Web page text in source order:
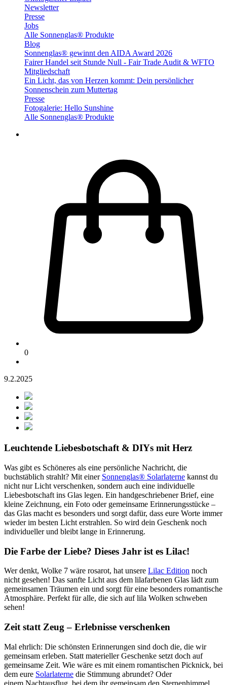
Newsletter
Presse
Jobs
Alle Sonnenglas® Produkte
Blog
Sonnenglas® gewinnt den AIDA Award 2026
Fairer Handel seit Stunde Null - Fair Trade Audit & WFTO
Mitgliedschaft
Ein Licht, das von Herzen kommt: Dein persönlicher
Sonnenschein zum Muttertag
Presse
Fotogalerie: Hello Sunshine
Alle Sonnenglas® Produkte
0
9.2.2025
Leuchtende Liebesbotschaft & DIYs mit Herz
Was gibt es Schöneres als eine persönliche Nachricht, die
buchstäblich strahlt? Mit einer Sonnenglas® Solarlaterne kannst du
nicht nur Licht verschenken, sondern auch eine individuelle
Liebesbotschaft ins Glas legen. Ein handgeschriebener Brief, eine
kleine Zeichnung, ein Foto oder gemeinsame Erinnerungsstücke –
das Glas macht es besonders und sorgt dafür, dass eure Worte immer
wieder im besten Licht erstrahlen. So wird dein Geschenk noch
individueller und bleibt lange in Erinnerung.
Die Farbe der Liebe? Dieses Jahr ist es Lilac!
Wer denkt, Wolke 7 wäre rosarot, hat unsere Lilac Edition noch
nicht gesehen! Das sanfte Licht aus dem lilafarbenen Glas lädt zum
gemeinsamen Träumen ein und sorgt für eine besonders romantische
Atmosphäre. Perfekt für alle, die sich auf lila Wolken schweben
sehen!
Zeit statt Zeug – Erlebnisse verschenken
Mal ehrlich: Die schönsten Erinnerungen sind doch die, die wir
gemeinsam erleben. Statt materieller Geschenke setzt doch auf
gemeinsame Zeit. Wie wäre es mit einem romantischen Picknick, bei
dem eure Solarlaterne die Stimmung abrundet? Oder
einem Nachtausflug, bei dem ihr gemeinsam den Sternenhimmel